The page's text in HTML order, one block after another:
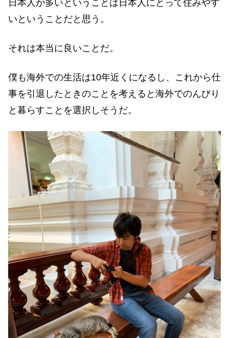
日本人が多いということは日本人にとって住みやす
いということだと思う。
それは本当に良いことだ。
僕も海外での生活は10年近くになるし、これから仕
事を引退したときのことを考えると海外でのんびり
と暮らすことを選択しそうだ。